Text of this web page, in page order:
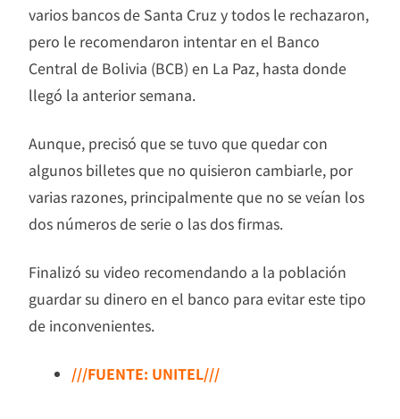
varios bancos de Santa Cruz y todos le rechazaron,
pero le recomendaron intentar en el Banco
Central de Bolivia (BCB) en La Paz, hasta donde
llegó la anterior semana.
Aunque, precisó que se tuvo que quedar con
algunos billetes que no quisieron cambiarle, por
varias razones, principalmente que no se veían los
dos números de serie o las dos firmas.
Finalizó su video recomendando a la población
guardar su dinero en el banco para evitar este tipo
de inconvenientes.
///FUENTE: UNITEL///